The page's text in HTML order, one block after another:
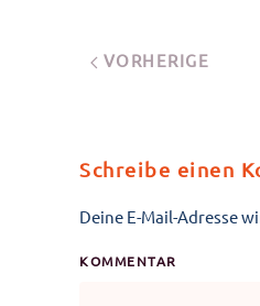
VORHERIGE
Schreibe einen
Deine E-Mail-Adresse
KOMMENTAR